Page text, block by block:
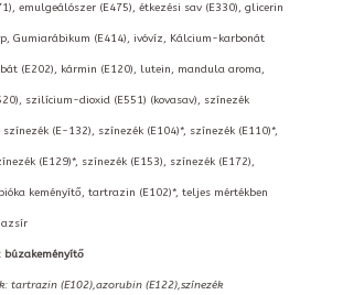
emulgeálószer (E475), étkezési sav (E330), glicerin
Gumiarábikum (E414), ivóvíz, Kálcium-karbonát
(E202), kármin (E120), lutein, mandula aroma,
szilícium-dioxid (E551) (kovasav), színezék
(E-132), színezék (E104)*, színezék (E110)*,
(E129)*, színezék (E153), színezék (E172),
keményítő, tartrazin (E102)*, teljes mértékben
búzakeményítő
tartrazin (E102),azorubin (E122),színezék